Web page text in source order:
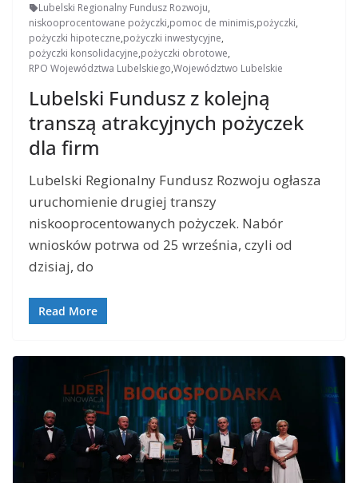
Lubelski Regionalny Fundusz Rozwoju,
niskooprocentowane pożyczki,pomoc de minimis,pożyczki,
pożyczki hipoteczne,pożyczki inwestycyjne,
pożyczki konsolidacyjne,pożyczki obrotowe,
RPO Województwa Lubelskiego,Województwo Lubelskie
Lubelski Fundusz z kolejną
transzą atrakcyjnych pożyczek
dla firm
Lubelski Regionalny Fundusz Rozwoju ogłasza
uruchomienie drugiej transzy
niskooprocentowanych pożyczek. Nabór
wniosków potrwa od 25 września, czyli od
dzisiaj, do
Read More